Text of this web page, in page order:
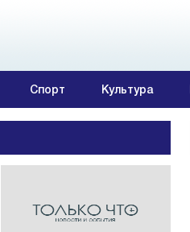
Спорт Культура